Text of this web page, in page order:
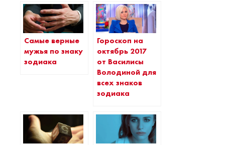
Самые верные
мужья по знаку
зодиака
Гороскоп на
октябрь 2017
от Василисы
Володиной для
всех знаков
зодиака